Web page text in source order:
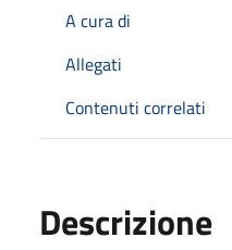
A cura di
Allegati
Contenuti correlati
Descrizione